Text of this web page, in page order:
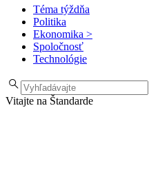
Téma týždňa
Politika
Ekonomika >
Spoločnosť
Technológie
Vitajte na Štandarde